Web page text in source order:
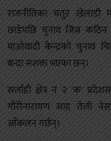
राजनीतिका चतुर खेलाडी
छाडेपछि चुनाव जित्न
माओवादी केन्द्रको चुनाव
बन्दा सशक्त भएका छन्।
सर्लाही क्षेत्र नं २ 'क'
गौरीनारायण साह तेली
आँकलन गर्छन्।